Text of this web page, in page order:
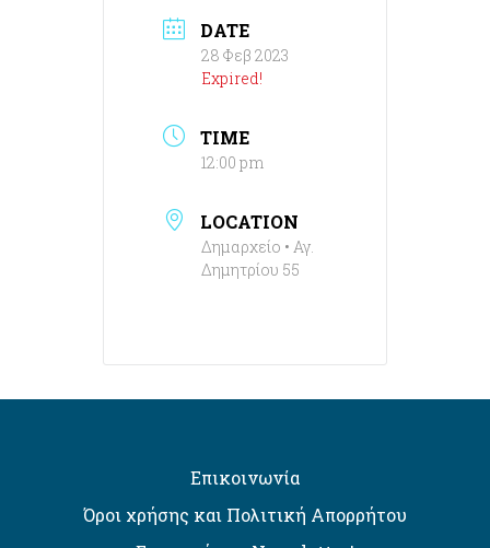
DATE
28 Φεβ 2023
Expired!
TIME
12:00 pm
LOCATION
Δημαρχείο • Αγ.
Δημητρίου 55
Επικοινωνία
Όροι χρήσης και Πολιτική Απορρήτου